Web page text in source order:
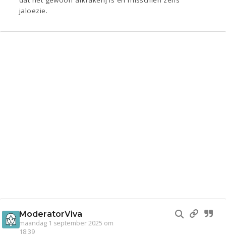
jaloezie.
ModeratorViva
maandag 1 september 2025 om
18:39